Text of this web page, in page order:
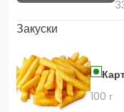
Закуски
100 г